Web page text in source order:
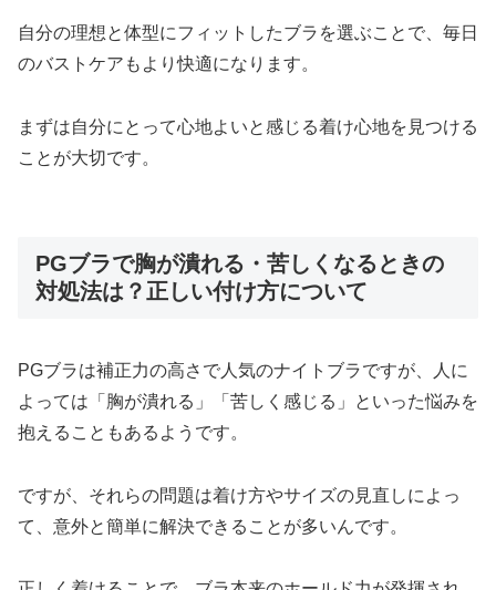
自分の理想と体型にフィットしたブラを選ぶことで、毎日
のバストケアもより快適になります。
まずは自分にとって心地よいと感じる着け心地を見つける
ことが大切です。
PGブラで胸が潰れる・苦しくなるときの
対処法は？正しい付け方について
PGブラは補正力の高さで人気のナイトブラですが、人に
よっては「胸が潰れる」「苦しく感じる」といった悩みを
抱えることもあるようです。
ですが、それらの問題は着け方やサイズの見直しによっ
て、意外と簡単に解決できることが多いんです。